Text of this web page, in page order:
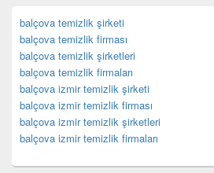
balçova temizlik şirketi
balçova temizlik firması
balçova temizlik şirketleri
balçova temizlik firmaları
balçova izmir temizlik şirketi
balçova izmir temizlik firması
balçova izmir temizlik şirketleri
balçova izmir temizlik firmaları